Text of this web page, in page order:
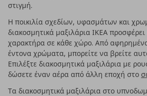
στιγμή.
Η ποικιλία σχεδίων, υφασμάτων και
διακοσμητικά μαξιλάρια ΙΚΕΑ
χαρακτήρα σε κάθε χώρο. Από
έντονα χρώματα, μπορείτε να βρείτε
Επιλέξτε διακοσμητικά μαξιλάρια με
δώσετε έναν αέρα από άλλη εποχή στο
Τα διακοσμητικά μαξιλάρια στο